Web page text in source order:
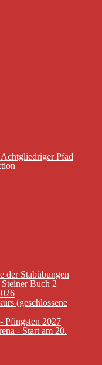
Pfad
der Stabübungen
Buch 2
(geschlossene
Pfingsten 2027
- Start am 20.